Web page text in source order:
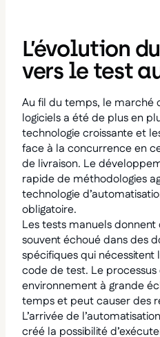
L’évolution
vers le test
Au fil du temps, le
logiciels a été de plus en
technologie croissante et
face à la concurrence en
de livraison. Le
rapide de méthodologies
technologie
obligatoire.
Les tests manuels
souvent échoué dans des
spécifiques qui nécessitent
code de test. Le
environnement à grande
temps et peut causer des
L’arrivée de
créé la possibilité